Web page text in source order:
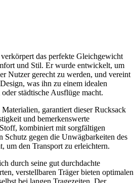
das perfekte Gleichgewicht
und Stil. Er wurde entwickelt, um
Nutzer gerecht zu werden, und vereint
was ihn zu einem idealen
städtische Ausflüge macht.
garantiert dieser Rucksack
und bemerkenswerte
kombiniert mit sorgfältigen
Schutz gegen die Unwägbarkeiten des
um den Transport zu erleichtern.
durch seine gut durchdachte
verstellbaren Träger bieten optimalen